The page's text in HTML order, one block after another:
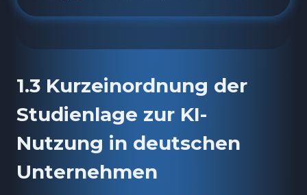
1.3 Kurzeinordnung der
Studienlage zur KI-
Nutzung in deutschen
Unternehmen